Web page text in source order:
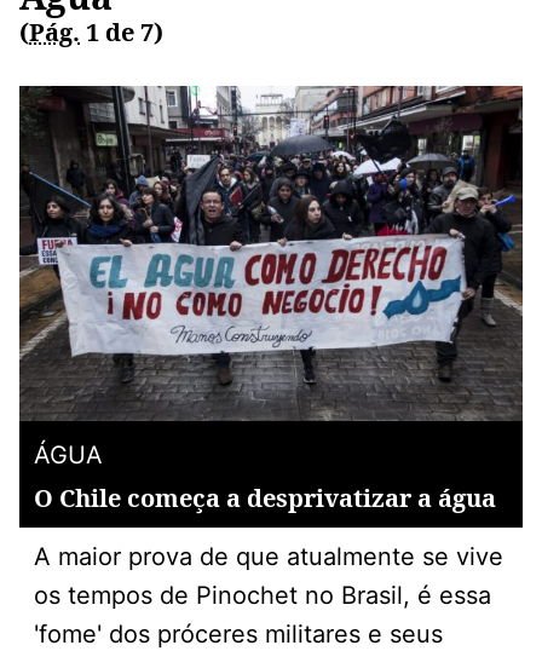
(Pág. 1 de 7)
ÁGUA
O Chile começa a desprivatizar a água
A maior prova de que atualmente se vive
os tempos de Pinochet no Brasil, é essa
'fome' dos próceres militares e seus